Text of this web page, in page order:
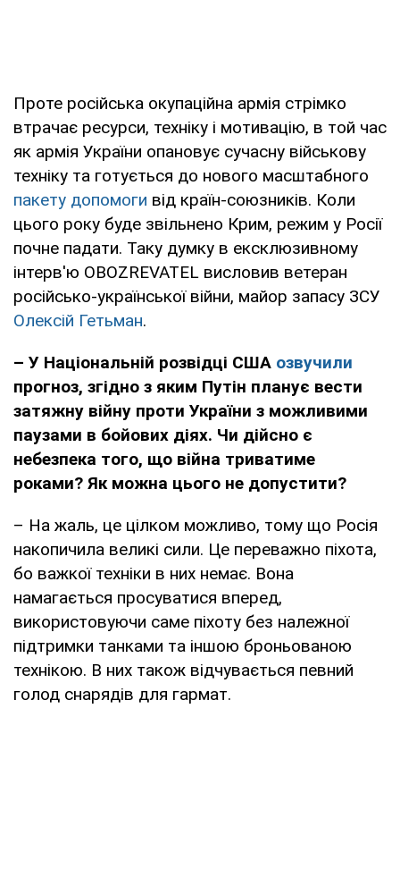
Проте російська окупаційна армія стрімко
втрачає ресурси, техніку і мотивацію, в той час
як армія України опановує сучасну військову
техніку та готується до нового масштабного
пакету допомоги від країн-союзників. Коли
цього року буде звільнено Крим, режим у Росії
почне падати. Таку думку в ексклюзивному
інтерв'ю OBOZREVATEL висловив ветеран
російсько-української війни, майор запасу ЗСУ
Олексій Гетьман.
– У Національній розвідці США озвучили
прогноз, згідно з яким Путін планує вести
затяжну війну проти України з можливими
паузами в бойових діях. Чи дійсно є
небезпека того, що війна триватиме
роками? Як можна цього не допустити?
– На жаль, це цілком можливо, тому що Росія
накопичила великі сили. Це переважно піхота,
бо важкої техніки в них немає. Вона
намагається просуватися вперед,
використовуючи саме піхоту без належної
підтримки танками та іншою броньованою
технікою. В них також відчувається певний
голод снарядів для гармат.